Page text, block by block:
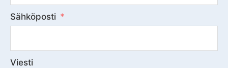
Sähköposti
Viesti